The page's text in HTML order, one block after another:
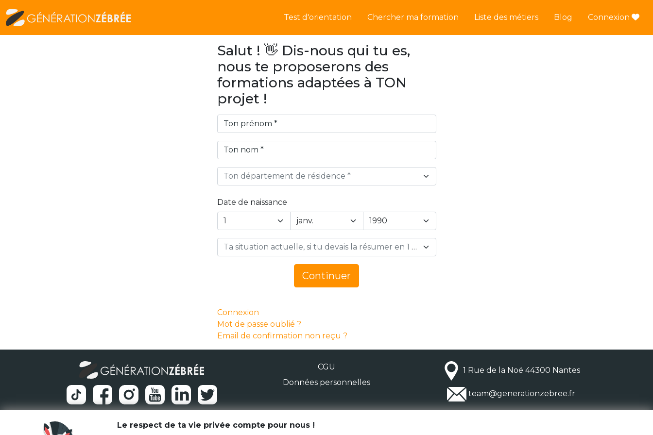
Test d'orientation Chercher ma formation Liste des métiers Blog Connexion
Salut ! 👋 Dis-nous qui tu es,
nous te proposerons des
formations adaptées à TON
projet !
Ton département de résidence *
Date de naissance
Year
Ta situation actuelle, si tu devais la résumer en 1 mot… *
Continuer
Connexion
Mot de passe oublié ?
Email de confirmation non reçu ?
CGU
Données personnelles
1 Rue de la Noë 44300 Nantes
team@generationzebree.fr
© Génération Zébrée 2026
Le respect de ta vie privée compte pour nous !